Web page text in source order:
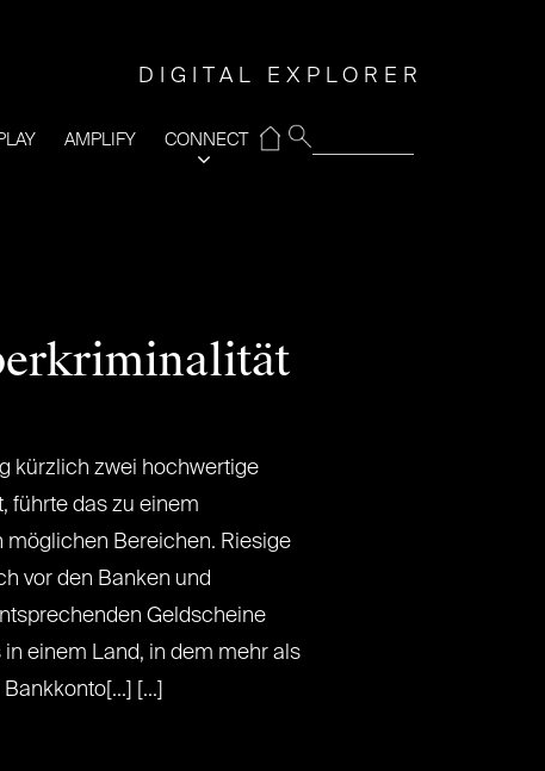
DIGITAL EXPLORER
AMPLIFY CONNECT
⌂
kürzlich zwei hochwertige
führte das zu einem
Bereichen. Riesige
vor den Banken und
Geldscheine
einem Land, in dem mehr als
[...]